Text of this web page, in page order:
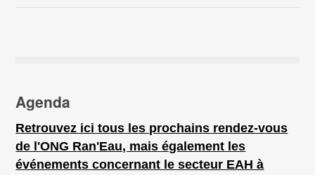
Agenda
Retrouvez ici tous les prochains rendez-vous
de l'ONG Ran'Eau, mais également les
événements concernant le secteur EAH à